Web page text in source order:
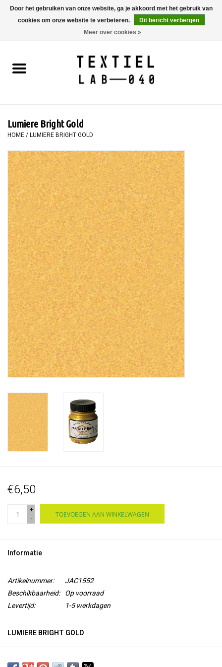
0 Artikelen - €0,00
BOEKEN
SCHILDEREN
TEXTIEL
WORKSHOPS
SPECIALS
TOOLS
Blog
Lumiere Bright Gold
HOME / LUMIERE BRIGHT GOLD
€6,50
+
-
TOEVOEGEN AAN WINKELWAGEN
Informatie
Artikelnummer:
JAC1552
Beschikbaarheid:
Op voorraad
Levertijd:
1-5 werkdagen
LUMIERE BRIGHT GOLD
met micapigment voor een metallic of parelmoer
Door het gebruiken van onze website, ga je akkoord met het gebruik van
cookies om onze website te verbeteren.
Dit bericht verbergen
Meer over cookies »